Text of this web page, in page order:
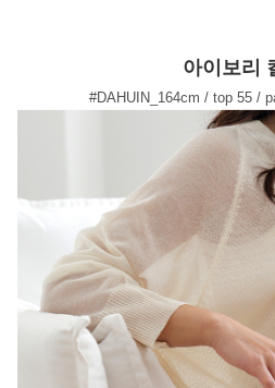
아이보리
#DAHUIN_164cm / top 55 /